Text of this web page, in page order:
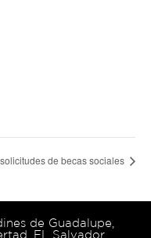
de becas sociales
de Guadalupe,
EL Salvador.